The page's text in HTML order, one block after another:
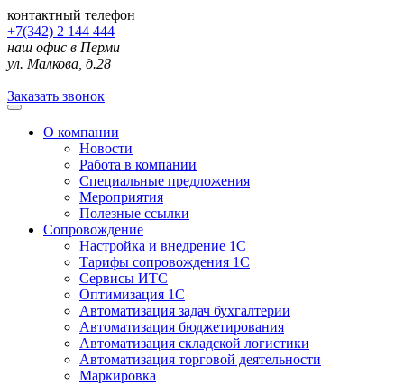
контактный телефон
+7(342) 2 144 444
наш офис в Перми
ул. Малкова, д.28
Заказать звонок
О компании
Новости
Работа в компании
Специальные предложения
Мероприятия
Полезные ссылки
Сопровождение
Настройка и внедрение 1С
Тарифы сопровождения 1С
Сервисы ИТС
Оптимизация 1С
Автоматизация задач бухгалтерии
Автоматизация бюджетирования
Автоматизация складской логистики
Автоматизация торговой деятельности
Маркировка